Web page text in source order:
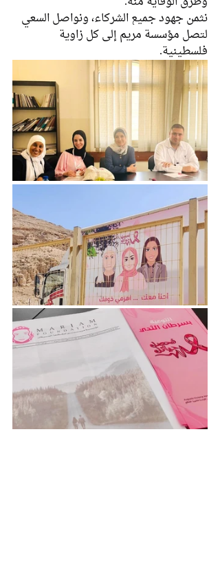
نثمن جهود جميع الشركاء، ونواصل السعي
لتصل مؤسسة مريم إلى كل زاوية
فلسطينية.